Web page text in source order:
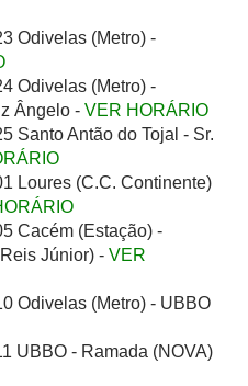
Odivelas (Metro) -
Odivelas (Metro) -
Ângelo - VER HORÁRIO
Santo Antão do Tojal - Sr.
Loures (C.C. Continente)
Cacém (Estação) -
Júnior) - VER
Odivelas (Metro) - UBBO
UBBO - Ramada (NOVA)